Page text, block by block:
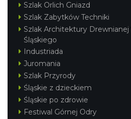
Szlak Orlich Gniazd
Szlak Zabytków Techniki
Szlak Architektury
Śląskiego
Industriada
Juromania
Szlak Przyrody
Śląskie z dzieckiem
Śląskie po zdrowie
Festiwal Górnej Odry